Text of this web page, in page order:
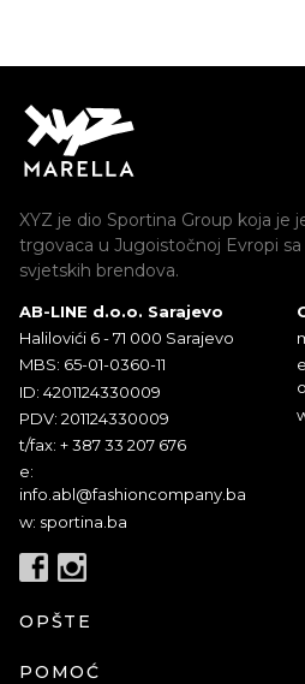
XYZ je dio Sportina Group koja je
trgovaca u Jugoistočnoj Evropi
svjetskih brendova.
AB-LINE d.o.o. Sarajevo
Halilovići 6 - 71 000 Sarajevo
MBS: 65-01-0360-11
ID: 4201124330009
PDV: 201124330009
t/fax: + 387 33 207 676
e:
info.abl@fashioncompany.ba
w: sportina.ba
OPŠTE
POMOĆ